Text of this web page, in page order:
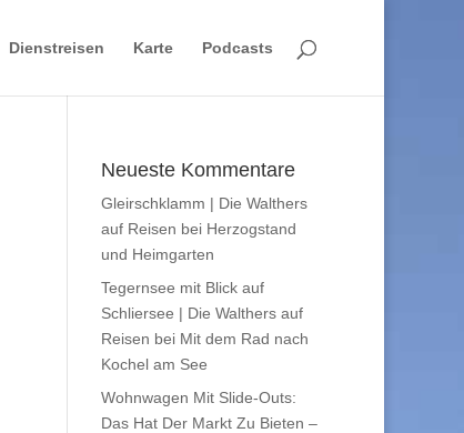
Dienstreisen Karte Podcasts
Neueste Kommentare
Gleirschklamm | Die Walthers
auf Reisen bei Herzogstand
und Heimgarten
Tegernsee mit Blick auf
Schliersee | Die Walthers auf
Reisen bei Mit dem Rad nach
Kochel am See
Wohnwagen Mit Slide-Outs:
Das Hat Der Markt Zu Bieten –